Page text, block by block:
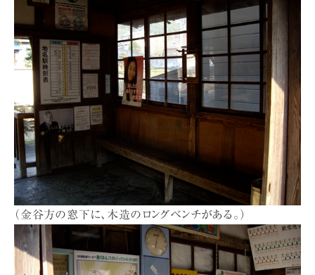
（金谷方の窓下に、木造のロングベンチがある。）